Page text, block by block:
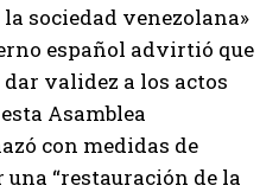
sociedad venezolana»
español advirtió que
validez a los actos
Asamblea
con medidas de
“restauración de la